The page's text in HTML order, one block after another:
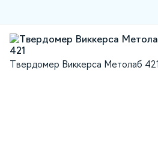
Твердомер Виккерса Метолаб 421